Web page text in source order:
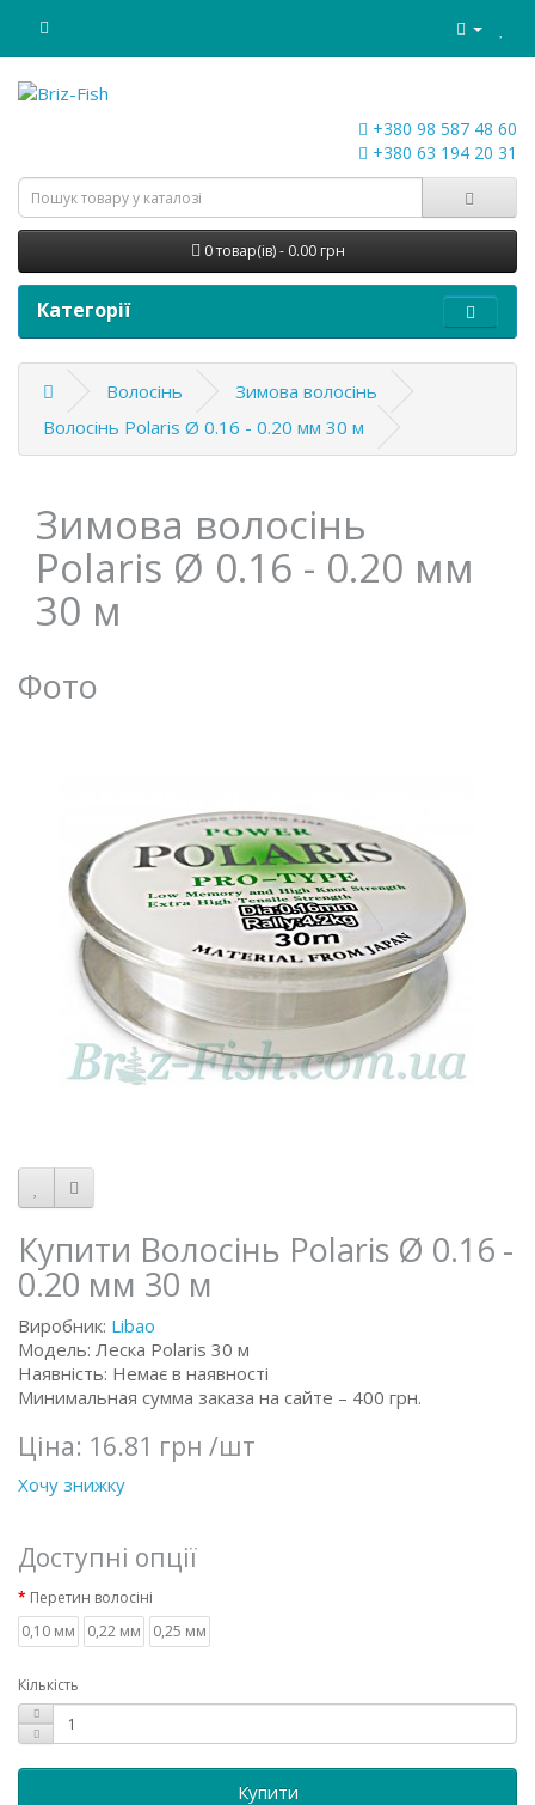
+380 98 587 48 60
+380 63 194 20 31
0 товар(ів) - 0.00 грн
Категорії
Волосінь
Зимова волосінь
Волосінь Polaris Ø 0.16 - 0.20 мм 30 м
Зимова волосінь
Polaris Ø 0.16 - 0.20 мм
30 м
Фото
Купити Волосінь Polaris Ø 0.16 -
0.20 мм 30 м
Виробник: Libao
Модель: Леска Polaris 30 м
Наявність: Немає в наявності
Минимальная сумма заказа на сайте – 400 грн.
Ціна: 16.81 грн /шт
Хочу знижку
Доступні опції
Перетин волосіні
0,10 мм
0,22 мм 0,25 мм
Кількість
Купити